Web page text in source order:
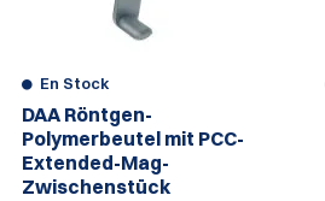
En Stock
DAA Röntgen-
Polymerbeutel mit PCC-
Extended-Mag-
Zwischenstück